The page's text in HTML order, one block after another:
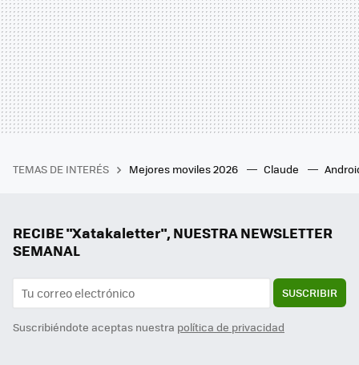
TEMAS DE INTERÉS Mejores moviles 2026 Claude
RECIBE "Xatakaletter", NUESTRA NEWSLETTER
SEMANAL
SUSCRIBIR
Suscribiéndote aceptas nuestra política de privacidad